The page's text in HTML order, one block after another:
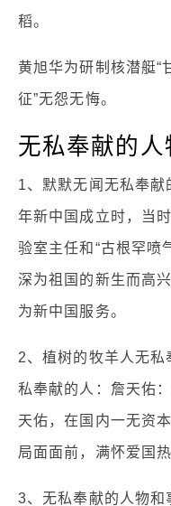
稻。
黄旭华为研制核潜艇“
征”无怨无悔。
无私奉献的
1、默默无闻无私奉
年新中国成立时，当
验室主任和“古根罕喷
深为祖国的新生而高
为新中国服务。
2、植树的牧羊人无
私奉献的人：詹天佑
天佑，在国内一无资
局面面前，满怀爱国
3、无私奉献的人物和